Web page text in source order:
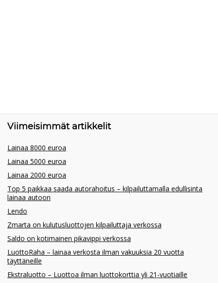
Viimeisimmät artikkelit
Lainaa 8000 euroa
Lainaa 5000 euroa
Lainaa 2000 euroa
Top 5 paikkaa saada autorahoitus – kilpailuttamalla edullisinta
lainaa autoon
Lendo
Zmarta on kulutusluottojen kilpailuttaja verkossa
Saldo on kotimainen pikavippi verkossa
LuottoRaha – lainaa verkosta ilman vakuuksia 20 vuotta
täyttäneille
Ekstraluotto – Luottoa ilman luottokorttia yli 21-vuotiaille